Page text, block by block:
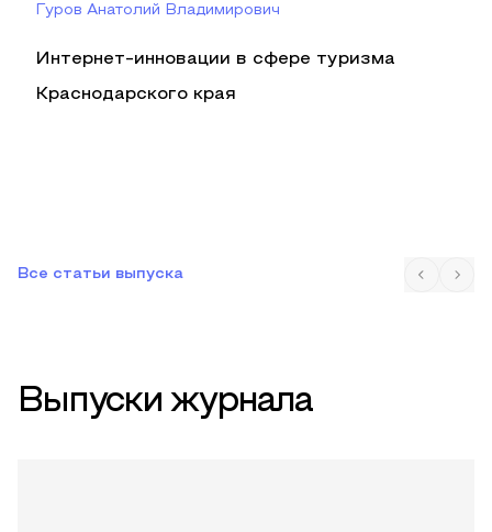
Гуров Анатолий Владимирович
Интернет-инновации в сфере туризма
Краснодарского края
Все статьи выпуска
Выпуски журнала